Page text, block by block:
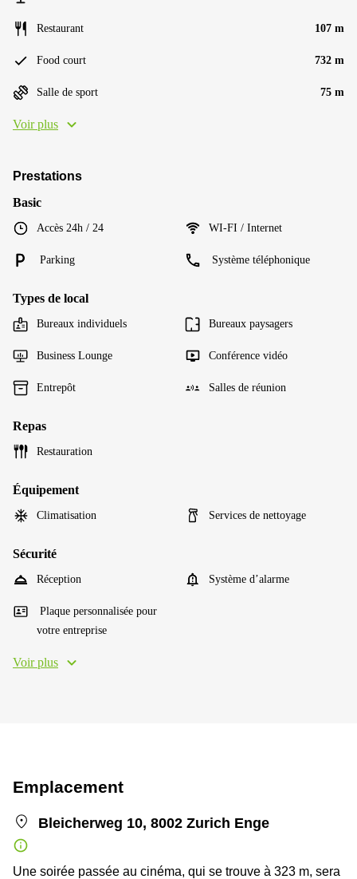
Restaurant 107 m
Food court 732 m
Salle de sport 75 m
Voir plus
Prestations
Basic
Accès 24h / 24 WI-FI / Internet
Parking Système téléphonique
Types de local
Bureaux individuels Bureaux paysagers
Business Lounge Conférence vidéo
Entrepôt Salles de réunion
Repas
Restauration
Équipement
Climatisation Services de nettoyage
Sécurité
Réception Système d’alarme
Plaque personnalisée pour
votre entreprise
Voir plus
Emplacement
Bleicherweg 10, 8002 Zurich Enge
Une soirée passée au cinéma, qui se trouve à 323 m, sera